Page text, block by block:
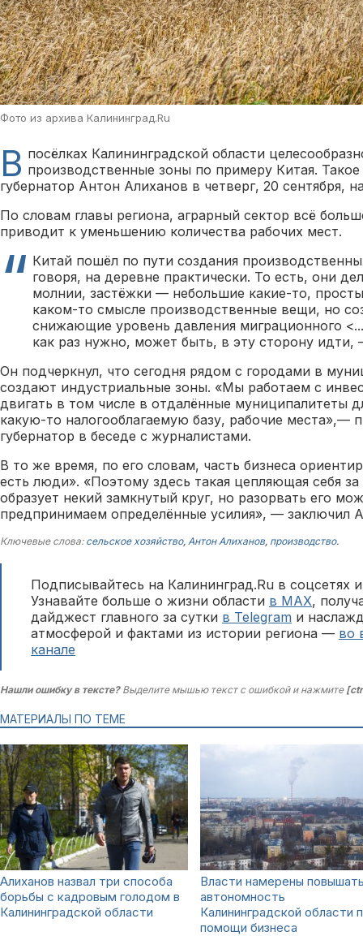
Фото из архива Калининград.Ru
В посёлках Калининградской области
производственные зоны по примеру Китая.
губернатор Антон Алиханов в четверг, 20 сентября,
По словам главы региона, аграрный сектор всё
приводит к уменьшению количества рабочих мест.
Китай пошёл по пути создания
говоря, на деревне практически. То есть, они
молнии, застёжки — небольшие какие-то,
каком-то смысле производственные вещи, но
снижающие уровень давления миграционного
как раз нужно, может быть, в эту сторону идти,
Он подчеркнул, что сегодня рядом с городами в
создают индустриальные зоны. «Мы работаем с
двигать в том числе в отдалённые муниципалитеты
какую-то налогооблагаемую базу, рабочие места»,—
губернатор в беседе с журналистами.
В то же время, по его словам, часть бизнеса
есть люди». «Поэтому здесь такая цепляющая себя за
образует некий замкнутый круг, но разорвать его
предпринимаем определённые усилия», — заключил
Ключевые слова: сельское хозяйство, Антон Алиханов, производство.
Подписывайтесь на Калининград.Ru в соцсетях
Узнавайте больше о жизни области в MAX,
дайджест главного за сутки в Telegram и
атмосферой и фактами из истории региона — во
канале
Нашли ошибку в тексте?Выделите мышью текст с ошибкой и нажмите
МАТЕРИАЛЫ ПО ТЕМЕ
Алиханов назвал три способа
борьбы с кадровым голодом в
Калининградской области
Власти намерены
автономность
Калининградской области
помощи бизнеса